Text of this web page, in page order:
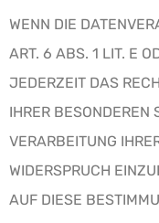
WENN DIE
ART. 6 ABS. 1 LIT. E
JEDERZEIT DAS
IHRER BESONDEREN
VERARBEITUNG
WIDERSPRUCH
AUF DIESE